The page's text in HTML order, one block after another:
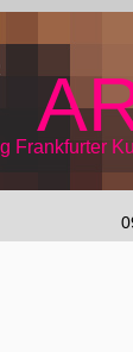
Frankfurter